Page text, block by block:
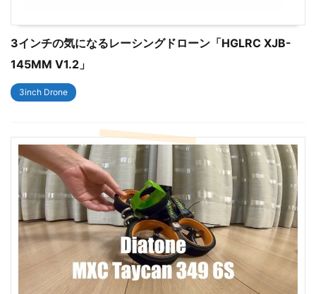
3インチの気になるレーシングドローン「HGLRC XJB-
145MM V1.2」
3inch Drone